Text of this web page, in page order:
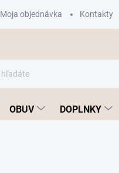
Moja objednávka Kontakty
OBUV DOPLNKY